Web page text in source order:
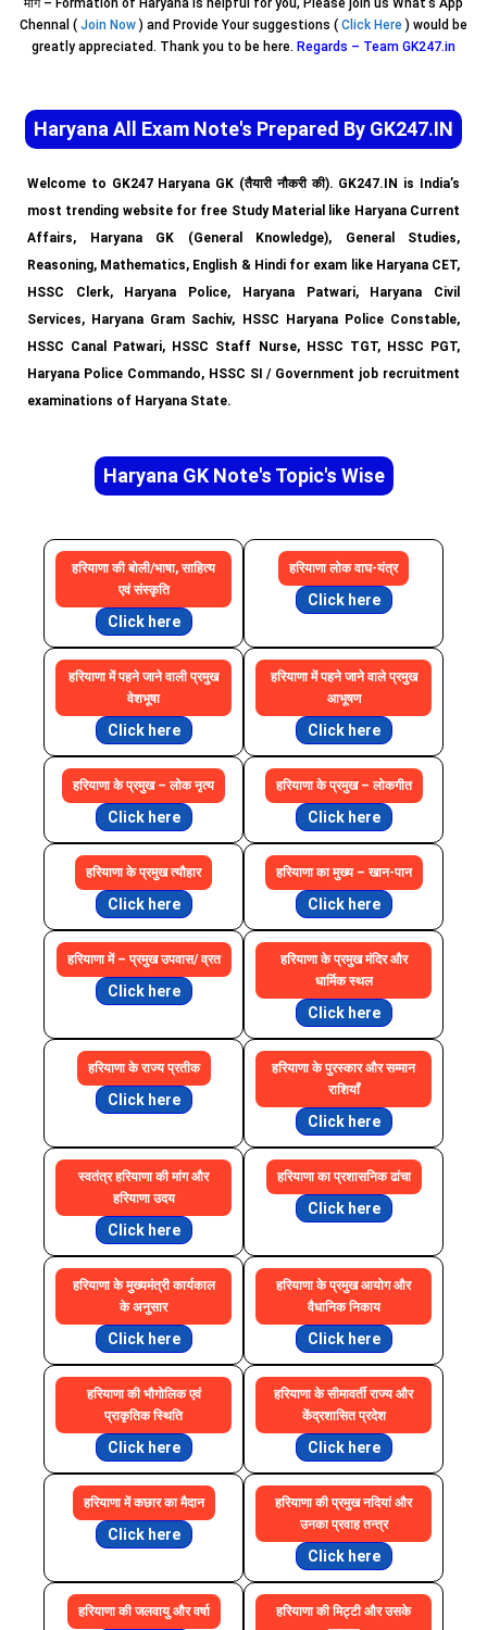
मांग – Formation of Haryana is helpful for you, Please join us What’s App
Chennal ( Join Now ) and Provide Your suggestions ( Click Here ) would be
greatly appreciated. Thank you to be here. Regards – Team GK247.in
Haryana All Exam Note's Prepared By GK247.IN
Welcome to GK247 Haryana GK (तैयारी नौकरी की). GK247.IN is India’s
most trending website for free Study Material like Haryana Current
Affairs, Haryana GK (General Knowledge), General Studies,
Reasoning, Mathematics, English & Hindi for exam like Haryana CET,
HSSC Clerk, Haryana Police, Haryana Patwari, Haryana Civil
Services, Haryana Gram Sachiv, HSSC Haryana Police Constable,
HSSC Canal Patwari, HSSC Staff Nurse, HSSC TGT, HSSC PGT,
Haryana Police Commando, HSSC SI / Government job recruitment
examinations of Haryana State.
Haryana GK Note's Topic's Wise
हरियाणा की बोली/भाषा, साहित्य
एवं संस्कृति
Click here
हरियाणा लोक वाघ-यंत्र
Click here
हरियाणा में पहने जाने वाली प्रमुख
वेशभूषा
Click here
हरियाणा में पहने जाने वाले प्रमुख
आभूषण
Click here
हरियाणा के प्रमुख – लोक नृत्य
Click here
हरियाणा के प्रमुख – लोकगीत
Click here
हरियाणा के प्रमुख त्यौहार
Click here
हरियाणा का मुख्य – खान-पान
Click here
हरियाणा में – प्रमुख उपवास/ व्रत
Click here
हरियाणा के प्रमुख मंदिर और
धार्मिक स्थल
Click here
हरियाणा के राज्य प्रतीक
Click here
हरियाणा के पुरस्कार और सम्मान
राशियाँ
Click here
स्वतंत्र हरियाणा की मांग और
हरियाणा उदय
Click here
हरियाणा का प्रशासनिक ढांचा
Click here
हरियाणा के मुख्यमंत्री कार्यकाल
के अनुसार
Click here
हरियाणा के प्रमुख आयोग और
वैधानिक निकाय
Click here
हरियाणा की भौगोलिक एवं
प्राकृतिक स्थिति
Click here
हरियाणा के सीमावर्ती राज्य और
केंद्रशासित प्रदेश
Click here
हरियाणा में कछार का मैदान
Click here
हरियाणा की प्रमुख नदियां और
उनका प्रवाह तन्त्र
Click here
हरियाणा की जलवायु और वर्षा
हरियाणा की मिट्टी और उसके